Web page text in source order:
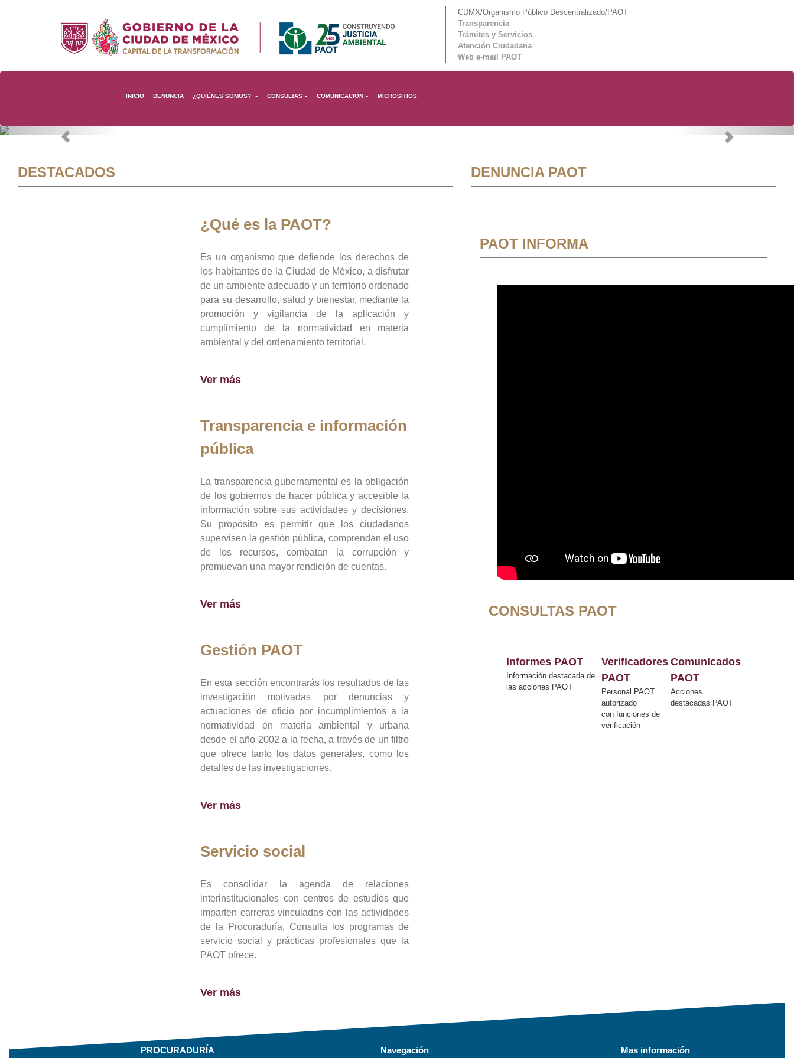
CDMX/Organismo Público Descentralizado/PAOT
Transparencia
Trámites y Servicios
Atención Ciudadana
Web e-mail PAOT
INICIO DENUNCIA ¿QUIÉNES SOMOS? CONSULTAS COMUNICACIÓN MICROSITIOS
Previous Next
DESTACADOS
¿Qué es la PAOT?
Es un organismo que defiende los derechos de
los habitantes de la Ciudad de México, a disfrutar
de un ambiente adecuado y un territorio ordenado
para su desarrollo, salud y bienestar, mediante la
promoción y vigilancia de la aplicación y
cumplimiento de la normatividad en materia
ambiental y del ordenamiento territorial.
Ver más
Transparencia e información
pública
La transparencia gubernamental es la obligación
de los gobiernos de hacer pública y accesible la
información sobre sus actividades y decisiones.
Su propósito es permitir que los ciudadanos
supervisen la gestión pública, comprendan el uso
de los recursos, combatan la corrupción y
promuevan una mayor rendición de cuentas.
Ver más
Gestión PAOT
En esta sección encontrarás los resultados de las
investigación motivadas por denuncias y
actuaciones de oficio por incumplimientos a la
normatividad en materia ambiental y urbana
desde el año 2002 a la fecha, a través de un filtro
que ofrece tanto los datos generales, como los
detalles de las investigaciones.
Ver más
Servicio social
Es consolidar la agenda de relaciones
interinstitucionales con centros de estudios que
imparten carreras vinculadas con las actividades
de la Procuraduría, Consulta los programas de
servicio social y prácticas profesionales que la
PAOT ofrece.
Ver más
DENUNCIA PAOT
PAOT INFORMA
CONSULTAS PAOT
Informes PAOT
Información destacada de
las acciones PAOT
Verificadores
PAOT
Personal PAOT
autorizado
con funciones de
verificación
Comunicados
PAOT
Acciones
destacadas PAOT
PROCURADURÍA Navegación Mas información